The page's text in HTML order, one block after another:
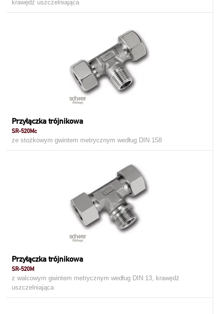
krawędź uszczelniająca
Przyłączka trójnikowa
SR-520Mc
ze stożkowym gwintem metrycznym według DIN 158
Przyłączka trójnikowa
SR-520M
z walcowym gwintem metrycznym według DIN 13, krawędź
uszczelniająca